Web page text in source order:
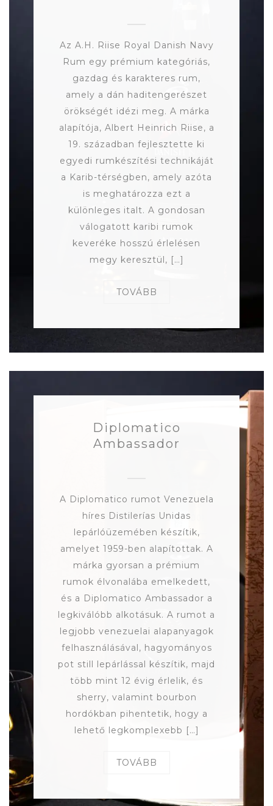
Az A.H. Riise Royal Danish Navy
Rum egy prémium kategóriás,
gazdag és karakteres rum,
amely a dán haditengerészet
örökségét idézi meg. A márka
alapítója, Albert Heinrich Riise, a
19. században fejlesztette ki
egyedi rumkészítési technikáját
a Karib-térségben, amely azóta
is meghatározza ezt a
különleges italt. A gondosan
válogatott karibi rumok
keveréke hosszú érlelésen
megy keresztül, […]
TOVÁBB
Diplomatico
Ambassador
A Diplomatico rumot Venezuela
híres Distilerías Unidas
lepárlóüzemében készítik,
amelyet 1959-ben alapítottak. A
márka gyorsan a prémium
rumok élvonalába emelkedett,
és a Diplomatico Ambassador a
legkiválóbb alkotásuk. A rumot a
legjobb venezuelai alapanyagok
felhasználásával, hagyományos
pot still lepárlással készítik, majd
több mint 12 évig érlelik, és
sherry, valamint bourbon
hordókban pihentetik, hogy a
lehető legkomplexebb […]
TOVÁBB